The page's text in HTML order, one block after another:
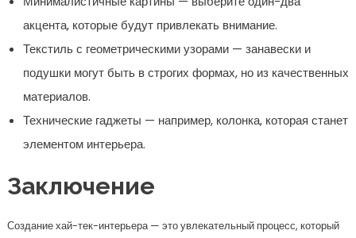
акцента, которые будут привлекать внимание.
Текстиль с геометрическими узорами — занавески и
подушки могут быть в строгих формах, но из качественных
материалов.
Технические гаджеты — например, колонка, которая станет
элементом интерьера.
Заключение
Создание хай-тек-интерьера — это увлекательный процесс, который